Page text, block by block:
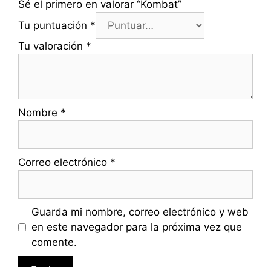
Sé el primero en valorar “Kombat”
Tu puntuación *
Tu valoración *
Nombre *
Correo electrónico *
Guarda mi nombre, correo electrónico y web
en este navegador para la próxima vez que
comente.